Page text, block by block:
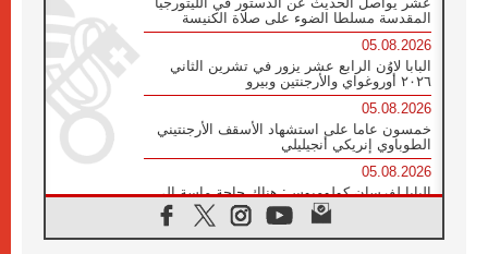
المقدسة مسلطا الضوء على صلاة الكنيسة
05.08.2026
البابا لاوُن الرابع عشر يزور في تشرين الثاني
٢٠٢٦ أوروغواي والأرجنتين وبيرو
05.08.2026
خمسون عاما على استشهاد الأسقف الأرجنتيني
الطوباوي إنريكي أنجيليلي
05.08.2026
البابا لفرسان كولومبوس: هناك حاجة ماسة إلى
أنبياء تناغم يسعون إلى بناء الجسور
04.08.2026